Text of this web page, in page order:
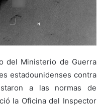
del Ministerio de Guerra
estadounidenses contra
a las normas de
la Oficina del Inspector